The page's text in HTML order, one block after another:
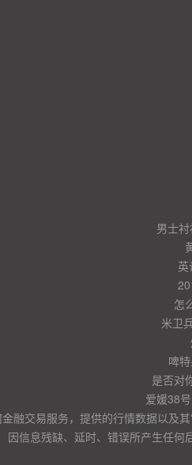
男士
怎
米卫
啤
是否对
爱媛38
融交易服务，提供的行情数据以及
因信息残缺、延时、错误所产生任何